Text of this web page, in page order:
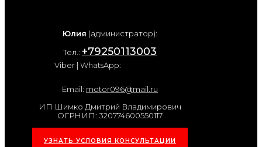
Юлия (администратор):
Тел.: +79250113003
Viber | WhatsApp:
Email: motor096@mail.ru
ИП Шимко Дмитрий Владимирович
ОГРНИП: 320774600550117
УЗНАТЬ УСЛОВИЯ КОНСУЛЬТАЦИИ